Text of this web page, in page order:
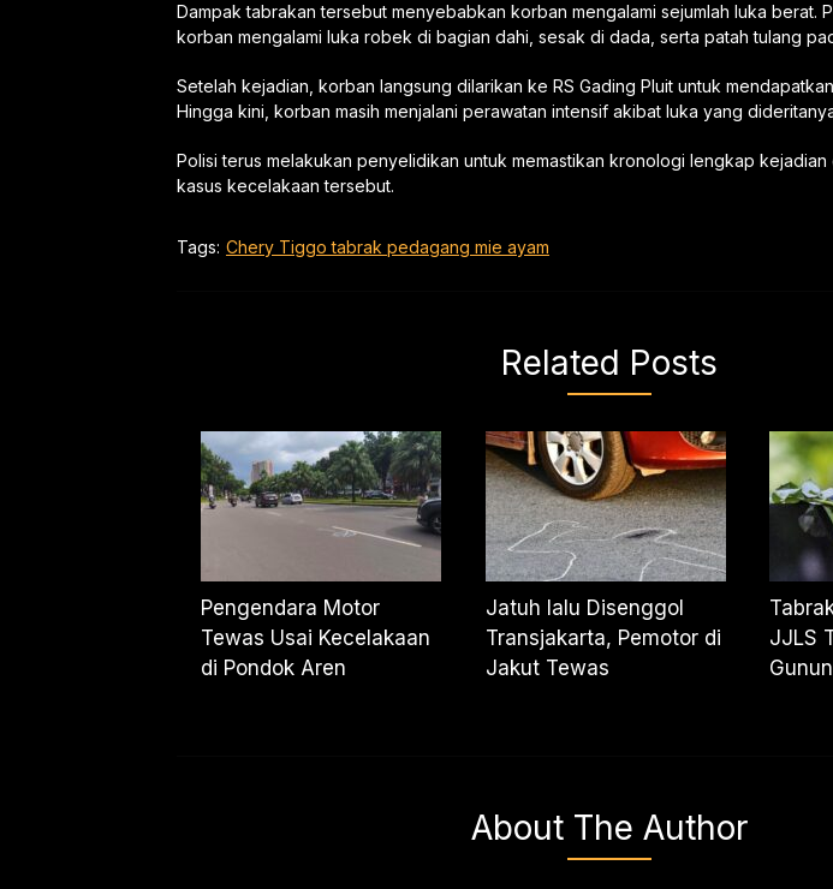
Dampak tabrakan tersebut menyebabkan korban mengalami sejumlah luka berat.
korban mengalami luka robek di bagian dahi, sesak di dada, serta patah tulang
Setelah kejadian, korban langsung dilarikan ke RS Gading Pluit untuk
Hingga kini, korban masih menjalani perawatan intensif akibat luka yang
Polisi terus melakukan penyelidikan untuk memastikan kronologi lengkap kejadian
kasus kecelakaan tersebut.
Tags: Chery Tiggo tabrak pedagang mie ayam
Related Posts
Pengendara Motor
Tewas Usai Kecelakaan
di Pondok Aren
Jatuh lalu Disenggol
Transjakarta, Pemotor di
Jakut Tewas
JJLS
About The Author